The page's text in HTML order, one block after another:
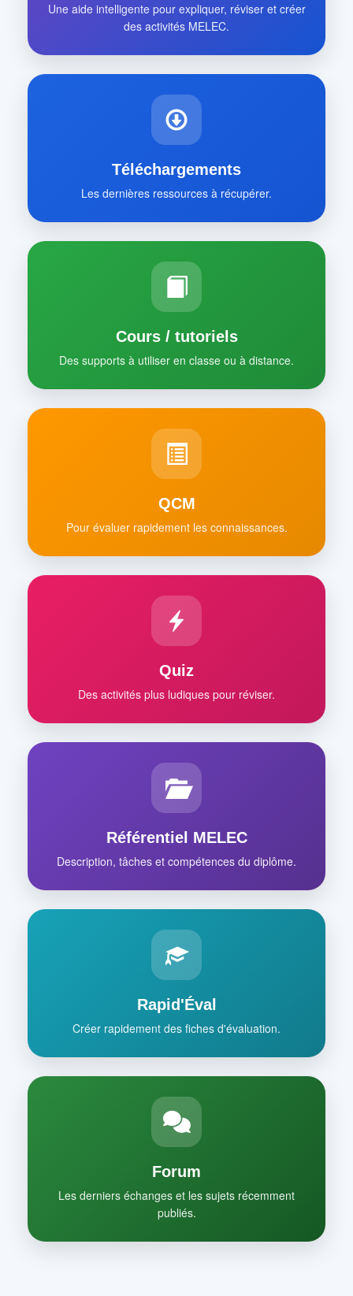
Une aide intelligente pour expliquer, réviser et créer
des activités MELEC.
Téléchargements
Les dernières ressources à récupérer.
Cours / tutoriels
Des supports à utiliser en classe ou à distance.
QCM
Pour évaluer rapidement les connaissances.
Quiz
Des activités plus ludiques pour réviser.
Référentiel MELEC
Description, tâches et compétences du diplôme.
Rapid'Éval
Créer rapidement des fiches d'évaluation.
Forum
Les derniers échanges et les sujets récemment
publiés.